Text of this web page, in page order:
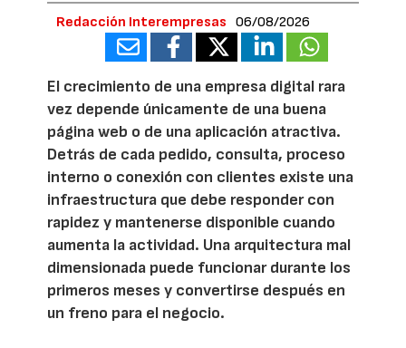
Redacción Interempresas 06/08/2026
El crecimiento de una empresa digital rara
vez depende únicamente de una buena
página web o de una aplicación atractiva.
Detrás de cada pedido, consulta, proceso
interno o conexión con clientes existe una
infraestructura que debe responder con
rapidez y mantenerse disponible cuando
aumenta la actividad. Una arquitectura mal
dimensionada puede funcionar durante los
primeros meses y convertirse después en
un freno para el negocio.